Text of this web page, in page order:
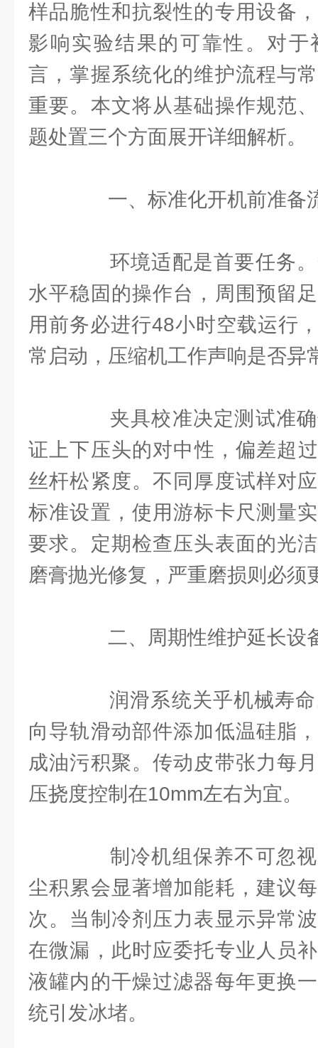
样品脆性和抗裂性的专用设备
影响实验结果的可靠性。对
言，掌握系统化的维护流程与
重要。本文将从基础操作规范
题处置三个方面展开详细解析。
一、标准化开机前准备
环境适配是首要任务。
水平稳固的操作台，周围预留
用前务必进行48小时空载运行
常启动，压缩机工作声响是否异
夹具校准决定测试准确
证上下压头的对中性，偏差超
丝杆松紧度。不同厚度试样对
标准设置，使用游标卡尺测量
要求。定期检查压头表面的光
磨膏抛光修复，严重磨损则必须
二、周期性维护延长设
润滑系统关乎机械寿命
向导轨滑动部件添加低温硅脂
成油污积聚。传动皮带张力每
压挠度控制在10mm左右为宜。
制冷机组保养不可忽视
尘积累会显著增加能耗，建议
次。当制冷剂压力表显示异常
在微漏，此时应委托专业人员
液罐内的干燥过滤器每年更换
统引发冰堵。